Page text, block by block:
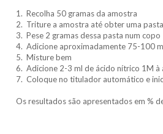
1. Recolha 50 gramas da amostra
2. Triture a amostra até obter uma
3. Pese 2 gramas dessa pasta num copo
4. Adicione aproximadamente 75-100
5. Misture bem
6. Adicione 2-3 ml de ácido nítrico 1M à
7. Coloque no titulador automático e
Os resultados são apresentados em %